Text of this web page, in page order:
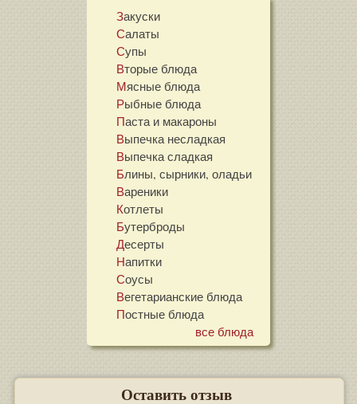
Закуски
Салаты
Супы
Вторые блюда
Мясные блюда
Рыбные блюда
Паста и макароны
Выпечка несладкая
Выпечка сладкая
Блины, сырники, оладьи
Вареники
Котлеты
Бутерброды
Десерты
Напитки
Соусы
Вегетарианские блюда
Постные блюда
все блюда
Оставить отзыв